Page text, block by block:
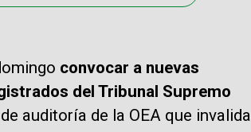
convocar a nuevas
del Tribunal Supremo
auditoría de la OEA que invalida